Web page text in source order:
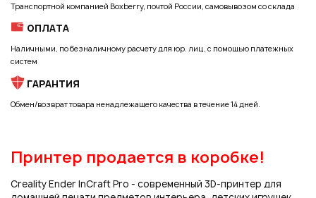
Транспортной компанией Boxberry, почтой России, самовывозом со склада
ОПЛАТА
Наличными, по безналичному расчету для юр. лиц, с помощью платежных
систем
ГАРАНТИЯ
Обмен/возврат товара ненадлежащего качества в течение 14 дней.
Принтер продается в коробке!
Сreality Ender InCraft Pro - современный 3D-принтер для
Подписаться на новые возможности
персональных данных